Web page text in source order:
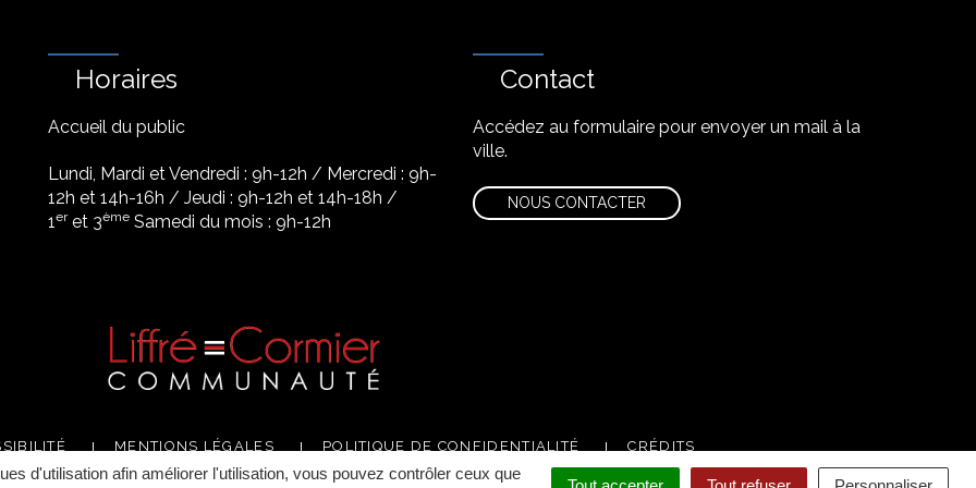
d'utilisation afin améliorer l'utilisation, vous pouvez contrôler ceux que
Horaires
Accueil du public
Lundi, Mardi et Vendredi : 9h-12h / Mercredi : 9h-
12h et 14h-16h / Jeudi : 9h-12h et 14h-18h /
1eret 3ème Samedi du mois : 9h-12h
Contact
Accédez au formulaire pour envoyer un mail à la
ville.
NOUS CONTACTER
MENTIONS LÉGALES POLITIQUE DE CONFIDENTIALITÉ CRÉDITS